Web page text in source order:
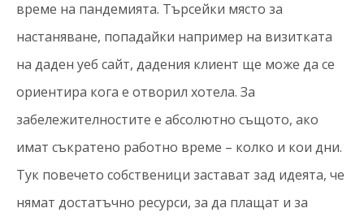
време на пандемията. Търсейки място за
настаняване, попадайки например на визитката
на даден уеб сайт, дадения клиент ще може да се
ориентира кога е отворил хотела. За
забележителностите е абсолютно същото, ако
имат съкратено работно време – колко и кои дни.
Тук повечето собственици застават зад идеята, че
нямат достатъчно ресурси, за да плащат и за